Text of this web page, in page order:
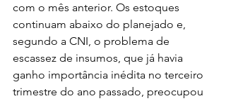
com o mês anterior. Os estoques
continuam abaixo do planejado e,
segundo a CNI, o problema de
escassez de insumos, que já havia
ganho importância inédita no terceiro
trimestre do ano passado, preocupou